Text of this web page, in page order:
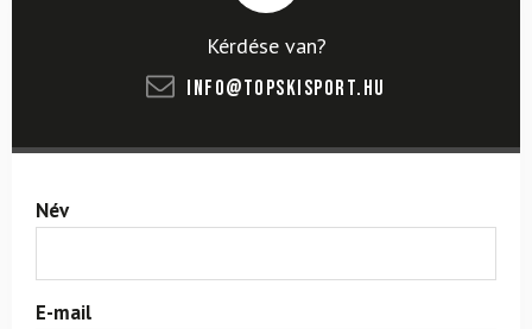
Kérdése van?
info@topskisport.hu
Név
E-mail